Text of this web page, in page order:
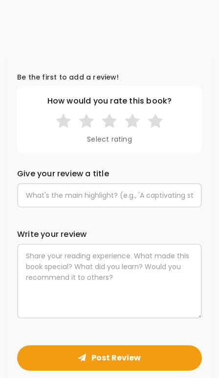
Be the first to add a review!
How would you rate this book?
Select rating
Give your review a title
Write your review
Post Review